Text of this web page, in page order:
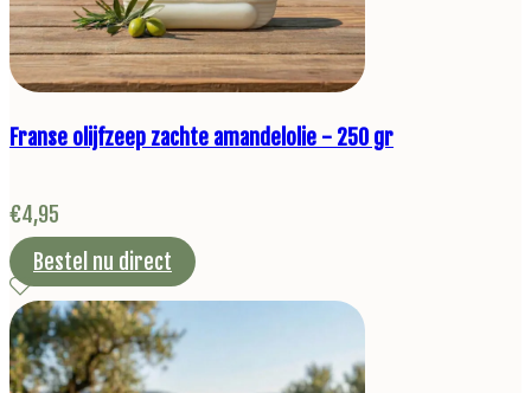
Franse olijfzeep zachte amandelolie - 250 gr
€4,95
Bestel nu direct